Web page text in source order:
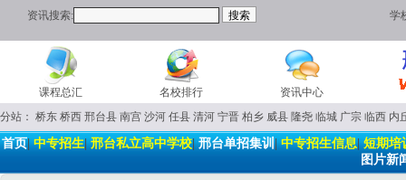
资讯搜索: 学
课程总汇 名校排行
资讯中心
分站： 桥东 桥西 邢台县 南宫 沙河 任县 清河 宁晋 柏乡 威县 隆尧 临城 广宗 临西 内
首页|中专招生|邢台私立高中学校|邢台单招集训|中专招生信息|短期培
图片新